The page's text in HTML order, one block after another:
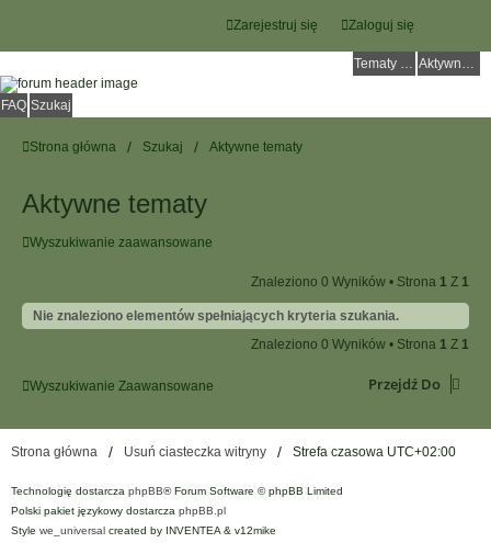
Zaloguj się
Zarejestruj się
Tematy bez odpowiedzi Aktywne tematy
FAQ Szukaj
Strona główna Szukaj Aktywne tematy
Aktywne tematy
Wyszukiwanie zaawansowane
Znaleziono 0 Wyników • Strona 1 Z 1
Nie znaleziono elementów spełniających kryteria szukania.
Znaleziono 0 Wyników • Strona 1 Z 1
Wyszukiwanie Zaawansowane Przejdź Do
Strona główna Usuń ciasteczka witryny Strefa czasowa UTC+02:00
Technologię dostarcza phpBB® Forum Software © phpBB Limited
Polski pakiet językowy dostarcza phpBB.pl
Style we_universal created by INVENTEA & v12mike